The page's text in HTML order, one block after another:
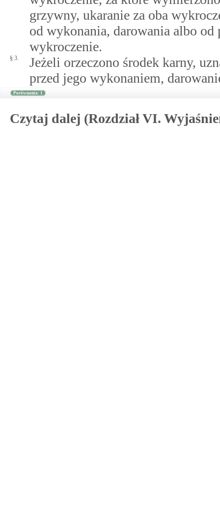
grzywny, ukaranie za oba
od wykonania, darowania albo
wykroczenie.
§ 3.
Jeżeli orzeczono środek karny,
przed jego wykonaniem,
Porównania: 1
Czytaj dalej (Rozdział VI.